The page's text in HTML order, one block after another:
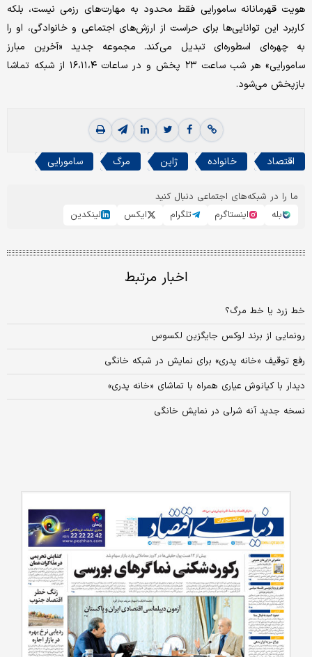
هویت قهرمانانه سامورایی فقط محدود به مهارت‌های رزمی نیست، بلکه
کاربرد این توانایی‌ها برای حراست از ارزش‌های اجتماعی و خانوادگی، او را
به چهره‌ای اسطوره‌ای تبدیل می‌کند. مجموعه جدید «آخرین مبارز
سامورایی» هر شب ساعت ۲۳ پخش و در ساعات ۱۶،۱۱،۴ از شبکه تماشا
بازپخش می‌شود.
اقتصاد خانواده ژاپن مرگ سامورایی
ما را در شبکه‌های اجتماعی دنبال کنید
بله
اینستاگرم تلگرام ایکس لینکدین
اخبار مرتبط
خط زرد یا خط مرگ؟
رونمایی از برند لوکس جایگزین لکسوس
رفع توقیف «خانه پدری» برای نمایش در شبکه خانگی
دیدار با کیانوش عیاری همراه با تماشای «خانه پدری»
نسخه جدید آنه‌ شرلی در نمایش خانگی